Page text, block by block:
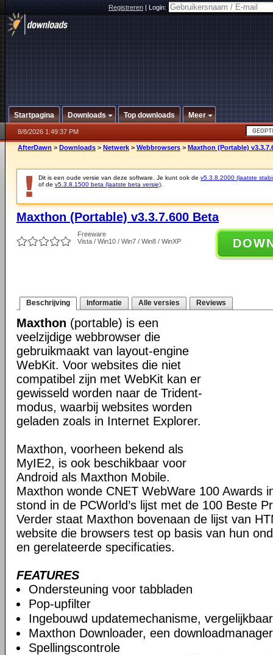
Registreren|Login:
Startpagina Downloads Top downloads Meer
8/8/2026 1:49:37 PM
AfterDawn > Downloads > Netwerk > Webbrowsers > Maxthon (Portable)
Dit is een oude versie van deze software. Je kunt ook de v5.3.8.2000 (laatste
of de v5.3.8.1500 beta (laatste beta versie)
Maxthon (Portable) v3.3.7.600 Beta
Freeware
Vista / Win10 / Win7 / Win8 / WinXP
Beschrijving Informatie Alle versies Reviews
Maxthon (portable) is een
veelzijdige webbrowser die
gebruikmaakt van layout-engine
WebKit. Voor websites die niet
compatibel zijn met WebKit kan er
gewisseld worden naar de Trident-
modus, waarbij websites worden
geladen zoals in Internet Explorer.
Maxthon, voorheen bekend als
MyIE2, is ook beschikbaar voor
Android als Maxthon Mobile.
Maxthon wonde CNET WebWare 100 Awards
stond in de PCWorld’s lijst met de 100 Beste
Verder staat Maxthon bovenaan de lijst van
website die browsers test op basis van hun
en gerelateerde specificaties.
FEATURES
Ondersteuning voor tabbladen
Pop-upfilter
Ingebouwd updatemechanisme,
Maxthon Downloader, een downloadmanager
Spellingscontrole